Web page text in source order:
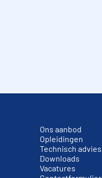
Ons aanbod
Opleidingen
Technisch advies
Downloads
Vacatures